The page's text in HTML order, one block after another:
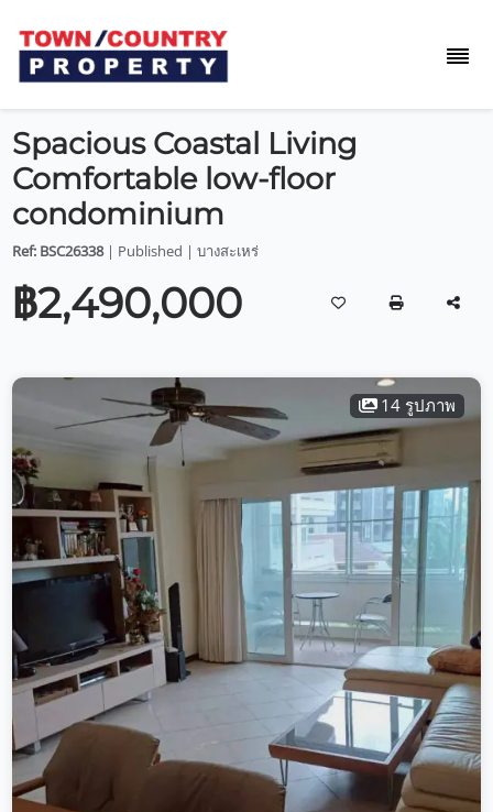
Spacious Coastal Living
Comfortable low-floor
condominium
Ref: BSC26338| Published | บางสะเหร่
฿2,490,000
14 รูปภาพ